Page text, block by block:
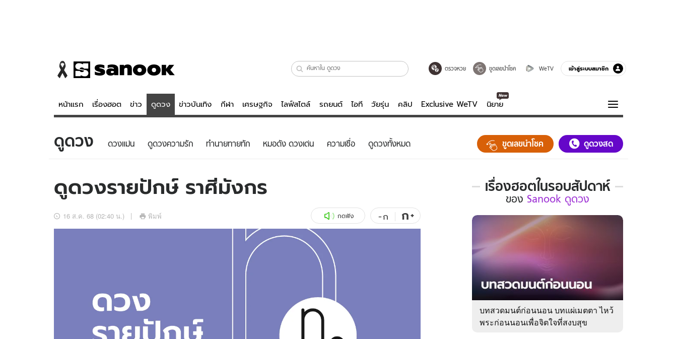
ตรวจหวย ขูดเลขนำโชค WeTV เข้าสู่ระบบสมาชิก
หน้าแรก เรื่องฮอต ข่าว ดูดวง ข่าวบันเทิง กีฬา เศรษฐกิจ ไลฟ์สไตล์ รถยนต์ ไอที วัยรุ่น คลิป Exclusive WeTV นิยาย
ข่าว
ข่าวบันเทิง
ดูดวง - ตรวจหวย
สถิติหวยไทย
ไลฟ์สไตล์
รถยนต์
สุขภาพ
เที่ยว-กิน
Tasteful Thailand
คลิป
พอดแคสต์
ความรู้รอบตัว
ฮาวทู
ดาวน์โหลดสนุกแอปฟรี ติดตามสนุกโซเชียลได้ที่
ดูดวง ดวงแม่น ดูดวงความรัก ทํานายทายทัก หมอดัง ดวงเด่น ความเชื่อ ดูดวงทั้งหมด ขูดเลขนำโชค ดูดวงสด
ดูดวงรายปักษ์ ราศีมังกร
16 ส.ค. 68 (02:40 น.) พิมพ์ กดฟัง -ก ก+
เรื่องฮอตในรอบสัปดาห์
เรื่อง
ใน
รอบ
ของ
Sanook
ดูด
ของ Sanook ดูดวง
บทสวดมนต์ก่อนนอน บทแผ่เมตตา ไหว้
พระก่อนนอนเพื่อจิตใจที่สงบสุข